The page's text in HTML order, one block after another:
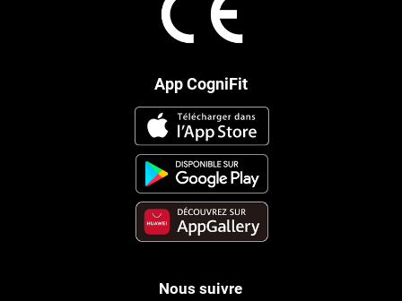
App CogniFit
Nous suivre